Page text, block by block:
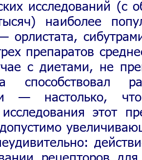
исследований (с
наиболее
орлистата,
препаратов
с диетами, не
способствовал
— настолько,
исследования этот